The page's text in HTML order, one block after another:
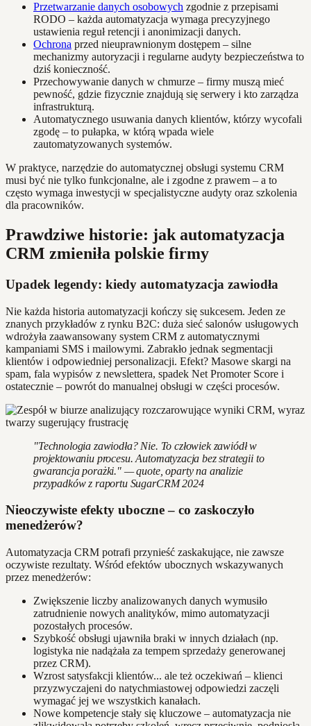
Przetwarzanie danych osobowych zgodnie z przepisami
RODO – każda automatyzacja wymaga precyzyjnego
ustawienia reguł retencji i anonimizacji danych.
Ochrona przed nieuprawnionym dostępem – silne
mechanizmy autoryzacji i regularne audyty bezpieczeństwa to
dziś konieczność.
Przechowywanie danych w chmurze – firmy muszą mieć
pewność, gdzie fizycznie znajdują się serwery i kto zarządza
infrastrukturą.
Automatycznego usuwania danych klientów, którzy wycofali
zgodę – to pułapka, w którą wpada wiele
zautomatyzowanych systemów.
W praktyce, narzędzie do automatycznej obsługi systemu CRM
musi być nie tylko funkcjonalne, ale i zgodne z prawem – a to
często wymaga inwestycji w specjalistyczne audyty oraz szkolenia
dla pracowników.
Prawdziwe historie: jak automatyzacja
CRM zmieniła polskie firmy
Upadek legendy: kiedy automatyzacja zawiodła
Nie każda historia automatyzacji kończy się sukcesem. Jeden ze
znanych przykładów z rynku B2C: duża sieć salonów usługowych
wdrożyła zaawansowany system CRM z automatycznymi
kampaniami SMS i mailowymi. Zabrakło jednak segmentacji
klientów i odpowiedniej personalizacji. Efekt? Masowe skargi na
spam, fala wypisów z newslettera, spadek Net Promoter Score i
ostatecznie – powrót do manualnej obsługi w części procesów.
"Technologia zawiodła? Nie. To człowiek zawiódł w
projektowaniu procesu. Automatyzacja bez strategii to
gwarancja porażki." — quote, oparty na analizie
przypadków z raportu SugarCRM 2024
Nieoczywiste efekty uboczne – co zaskoczyło
menedżerów?
Automatyzacja CRM potrafi przynieść zaskakujące, nie zawsze
oczywiste rezultaty. Wśród efektów ubocznych wskazywanych
przez menedżerów:
Zwiększenie liczby analizowanych danych wymusiło
zatrudnienie nowych analityków, mimo automatyzacji
pozostałych procesów.
Szybkość obsługi ujawniła braki w innych działach (np.
logistyka nie nadążała za tempem sprzedaży generowanej
przez CRM).
Wzrost satysfakcji klientów... ale też oczekiwań – klienci
przyzwyczajeni do natychmiastowej odpowiedzi zaczęli
wymagać jej we wszystkich kanałach.
Nowe kompetencje stały się kluczowe – automatyzacja nie